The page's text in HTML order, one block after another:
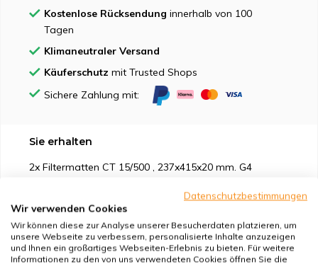
Kostenlose Rücksendung innerhalb von 100
Tagen
Klimaneutraler Versand
Käuferschutz mit Trusted Shops
Sichere Zahlung mit:
Sie erhalten
2x Filtermatten CT 15/500 , 237x415x20 mm. G4
Datenschutzbestimmungen
Wir verwenden Cookies
Wir können diese zur Analyse unserer Besucherdaten platzieren, um
unsere Webseite zu verbessern, personalisierte Inhalte anzuzeigen
und Ihnen ein großartiges Webseiten-Erlebnis zu bieten. Für weitere
Informationen zu den von uns verwendeten Cookies öffnen Sie die